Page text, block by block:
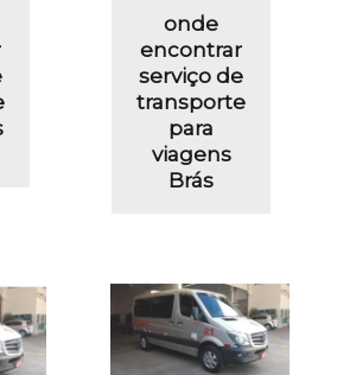
onde
encontrar
serviço de
transporte
para
viagens
Brás